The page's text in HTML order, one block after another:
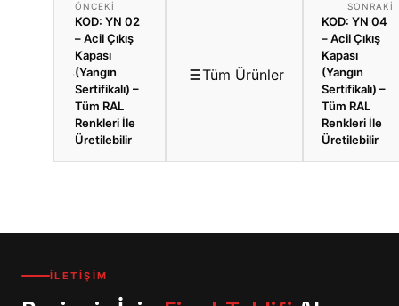
ÖNCEKI
KOD: YN 02
– Acil Çıkış
Kapası
(Yangın
Sertifikalı) –
Tüm RAL
Renkleri İle
Üretilebilir
Tüm Ürünler
SONRAKI
KOD: YN 04
– Acil Çıkış
Kapası
(Yangın
Sertifikalı) –
Tüm RAL
Renkleri İle
Üretilebilir
İLETİŞİM